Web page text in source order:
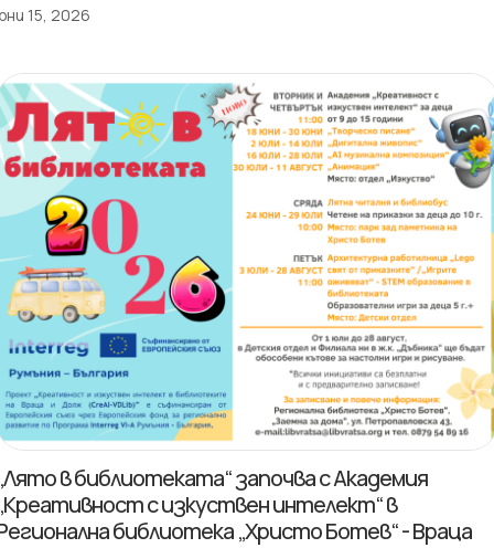
15, 2026
в библиотеката“ започва с Академия
с изкуствен интелект“ в
библиотека „Христо Ботев“ - Враца